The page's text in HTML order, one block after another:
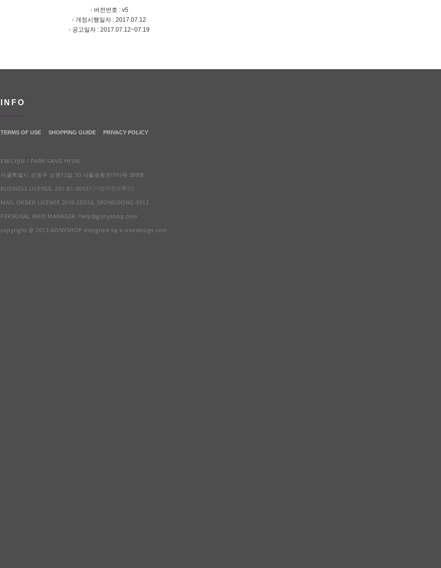
- 버전번호 : v5
- 개정시행일자 : 2017.07.12
- 공고일자 : 2017.07.12~07.19
INFO
TERMS OF USE SHOPPING GUIDE PRIVACY POLICY
EMILYJIN / PARK SANG HYUN
서울특별시 성동구 상원12길 30 서울숲동진IT타워 308호
BUSINESS LICENSE. 261-81-00531 [사업자정보확인]
MAIL ORDER LICENSE 2018-SEOUL SEONGDONG-0512
PERSONAL INFO MANAGER. help@gonyshop.com
copyright @ 2013 GONYSHOP designed by e-onedesign.com